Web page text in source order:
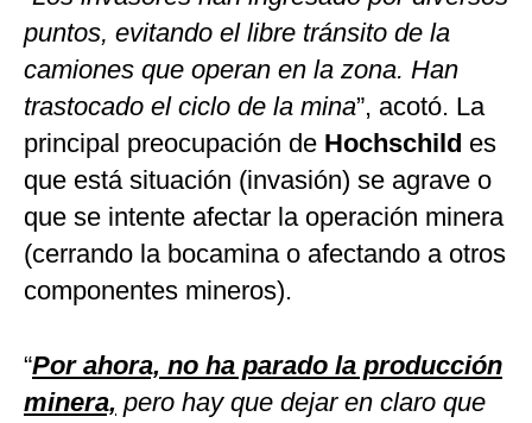
puntos, evitando el libre tránsito de la
camiones que operan en la zona. Han
trastocado el ciclo de la mina”, acotó. La
principal preocupación de Hochschild es
que está situación (invasión) se agrave o
que se intente afectar la operación minera
(cerrando la bocamina o afectando a otros
componentes mineros).
“Por ahora, no ha parado la producción
minera, pero hay que dejar en claro que